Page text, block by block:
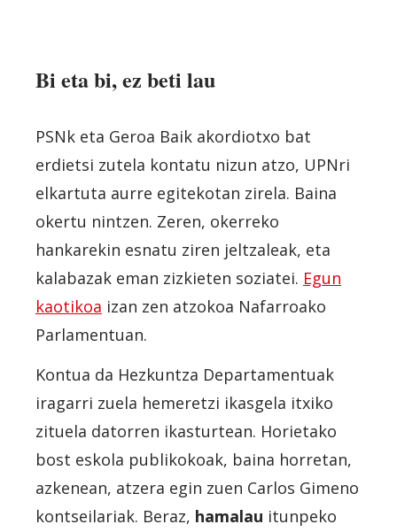
Bi eta bi, ez beti lau
PSNk eta Geroa Baik akordiotxo bat
erdietsi zutela kontatu nizun atzo, UPNri
elkartuta aurre egitekotan zirela. Baina
okertu nintzen. Zeren, okerreko
hankarekin esnatu ziren jeltzaleak, eta
kalabazak eman zizkieten soziatei. Egun
kaotikoa izan zen atzokoa Nafarroako
Parlamentuan.
Kontua da Hezkuntza Departamentuak
iragarri zuela hemeretzi ikasgela itxiko
zituela datorren ikasturtean. Horietako
bost eskola publikokoak, baina horretan,
azkenean, atzera egin zuen Carlos Gimeno
kontseilariak. Beraz, hamalau itunpeko